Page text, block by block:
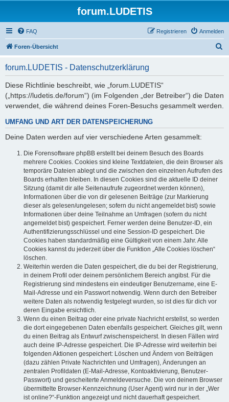
forum.LUDETIS
FAQ Anmelden
Registrieren
Foren-Übersicht
forum.LUDETIS - Datenschutzerklärung
Diese Richtlinie beschreibt, wie „forum.LUDETIS“
(„https://ludetis.de/forum“) (im Folgenden „der Betreiber“) die Daten
verwendet, die während deines Foren-Besuchs gesammelt werden.
UMFANG UND ART DER DATENSPEICHERUNG
Deine Daten werden auf vier verschiedene Arten gesammelt:
Die Forensoftware phpBB erstellt bei deinem Besuch des Boards
mehrere Cookies. Cookies sind kleine Textdateien, die dein Browser als
temporäre Dateien ablegt und die zwischen den einzelnen Aufrufen des
Boards erhalten bleiben. In diesen Cookies sind die aktuelle ID deiner
Sitzung (damit dir alle Seitenaufrufe zugeordnet werden können),
Informationen über die von dir gelesenen Beiträge (zur Markierung
dieser als gelesen/ungelesen; sofern du nicht angemeldet bist) sowie
Informationen über deine Teilnahme an Umfragen (sofern du nicht
angemeldet bist) gespeichert. Ferner werden deine Benutzer-ID, ein
Authentifizierungsschlüssel und eine Session-ID gespeichert. Die
Cookies haben standardmäßig eine Gültigkeit von einem Jahr. Alle
Cookies kannst du jederzeit über die Funktion „Alle Cookies löschen“
löschen.
Weiterhin werden die Daten gespeichert, die du bei der Registrierung,
in deinem Profil oder deinem persönlichem Bereich angibst. Für die
Registrierung sind mindestens ein eindeutiger Benutzername, eine E-
Mail-Adresse und ein Passwort notwendig. Wenn durch den Betreiber
weitere Daten als notwendig festgelegt wurden, so ist dies für dich vor
deren Eingabe ersichtlich.
Wenn du einen Beitrag oder eine private Nachricht erstellst, so werden
die dort eingegebenen Daten ebenfalls gespeichert. Gleiches gilt, wenn
du einen Beitrag als Entwurf zwischenspeicherst. In diesen Fällen wird
auch deine IP-Adresse gespeichert. Die IP-Adresse wird weiterhin bei
folgenden Aktionen gespeichert: Löschen und Ändern von Beiträgen
(dazu zählen Private Nachrichten und Umfragen), Änderungen an
zentralen Profildaten (E-Mail-Adresse, Kontoaktivierung, Benutzer-
Passwort) und gescheiterte Anmeldeversuche. Die von deinem Browser
übermittelte Browser-Kennzeichnung (User Agent) wird nur in der „Wer
ist online?“-Funktion angezeigt und nicht dauerhaft gespeichert.